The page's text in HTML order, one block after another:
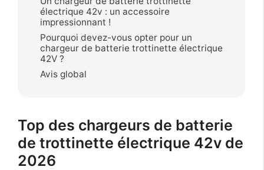
électrique 42v : un accessoire
impressionnant !
Pourquoi devez-vous opter pour un
chargeur de batterie trottinette électrique
42V ?
Avis global
Top des chargeurs de batterie
de trottinette électrique 42v de
2026